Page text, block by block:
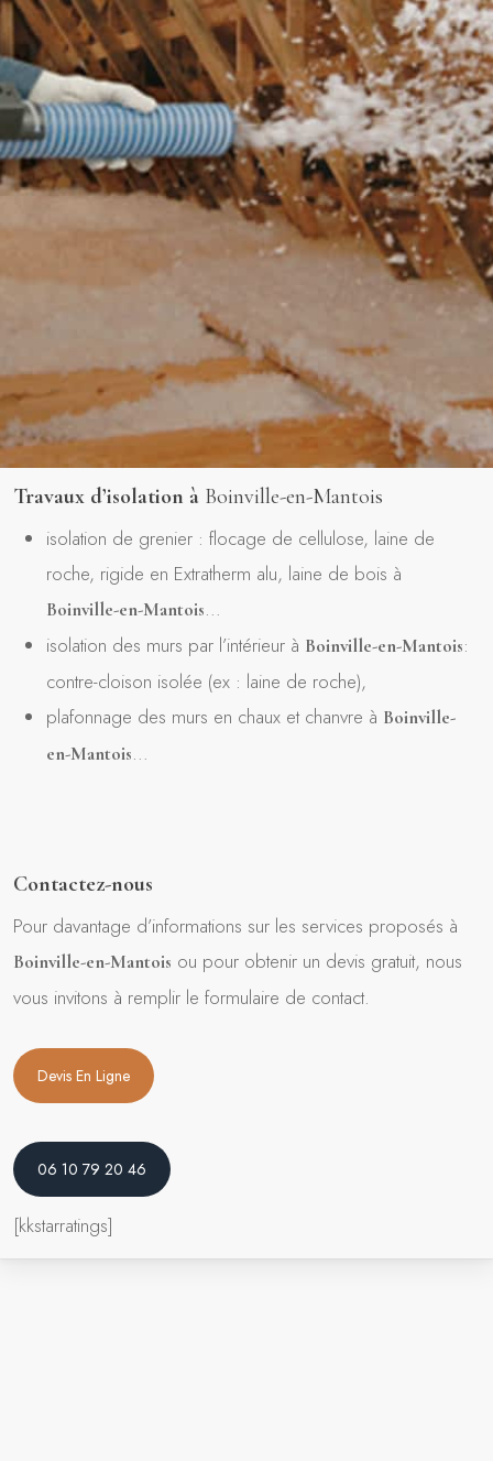
Travaux d’isolation à Boinville-en-Mantois
isolation de grenier : flocage de cellulose, laine de
roche, rigide en Extratherm alu, laine de bois à
Boinville-en-Mantois…
isolation des murs par l’intérieur à Boinville-en-Mantois:
contre-cloison isolée (ex : laine de roche),
plafonnage des murs en chaux et chanvre à Boinville-
en-Mantois…
Contactez-nous
Pour davantage d’informations sur les services proposés à
Boinville-en-Mantois ou pour obtenir un devis gratuit, nous
vous invitons à remplir le formulaire de contact.
Devis En Ligne
06 10 79 20 46
[kkstarratings]